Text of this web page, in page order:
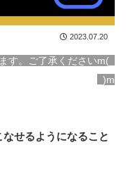
2023.07.20
す。ご了承くださいm(_
_)m
せるようになること